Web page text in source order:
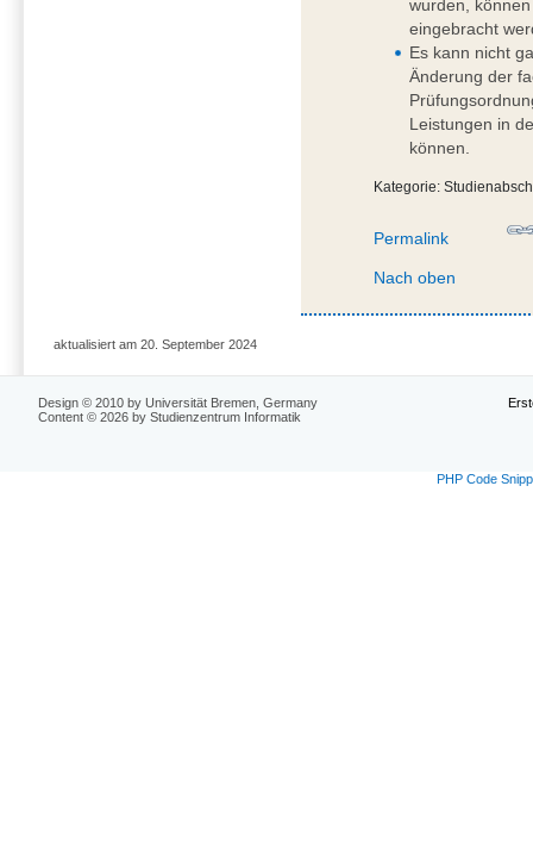
wurden,
eingebracht
Es kann nicht
Änderung der
Leistungen in
können.
Kategorie:
Permalink
Nach oben
aktualisiert am 20. September 2024
Design © 2010 by Universität Bremen, Germany
Content © 2026 by Studienzentrum Informatik
PHP Code